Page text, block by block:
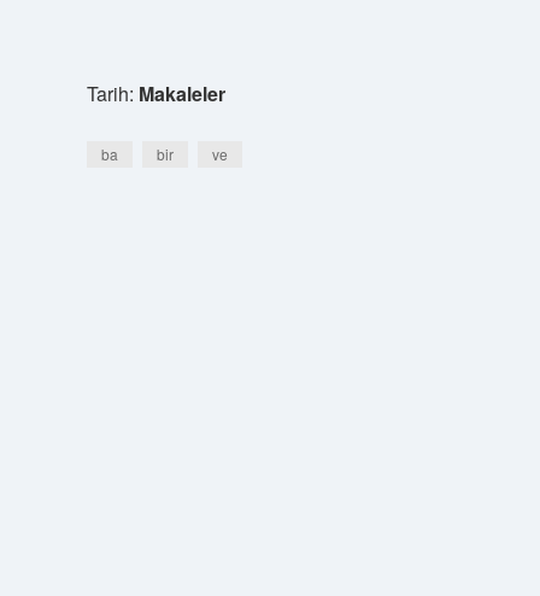
Tarih: Makaleler
ba bir ve